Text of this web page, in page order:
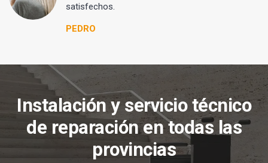
satisfechos.
PEDRO
Instalación y servicio técnico
de reparación en todas las
provincias